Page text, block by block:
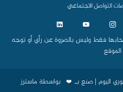
التواصل الاجتماعي
فقط وليس بالضروة عن رأي أو توجه
الموقع
❤️ بواسطة ماسترز